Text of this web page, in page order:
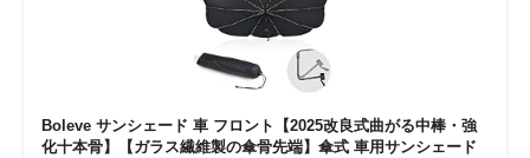
Boleve サンシェード 車 フロント【2025改良式曲がる中棒・強
化十本骨】【ガラス繊維製の傘骨先端】傘式 車用サンシェード